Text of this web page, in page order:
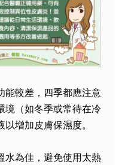
能較差，四季都應注意
境（如冬季或常待在冷
增加皮膚保濕度。
水為佳，避免使用太熱